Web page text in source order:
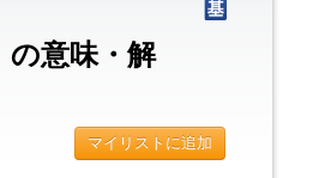
の意味・解
マイリストに追加